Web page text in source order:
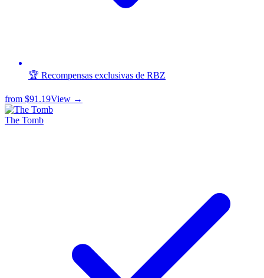
🏆 Recompensas exclusivas de RBZ
from $91.19View →
The Tomb